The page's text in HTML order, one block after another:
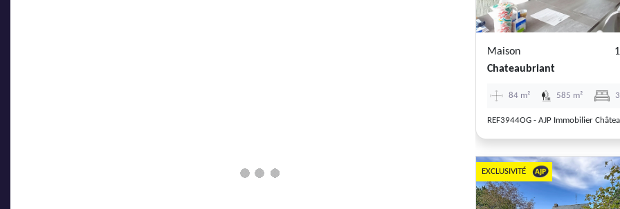
Maison
Chateaubriant
84 m² 585 m² 3
REF3944OG - AJP Immobilier
EXCLUSIVITÉ